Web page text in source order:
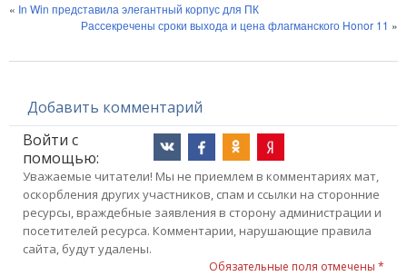
« In Win представила элегантный корпус для ПК
Рассекречены сроки выхода и цена флагманского Honor 11 »
Добавить комментарий
Войти с
помощью:
Уважаемые читатели! Мы не приемлем в комментариях мат,
оскорбления других участников, спам и ссылки на сторонние
ресурсы, враждебные заявления в сторону администрации и
посетителей ресурса. Комментарии, нарушающие правила
сайта, будут удалены.
Обязательные поля отмечены *